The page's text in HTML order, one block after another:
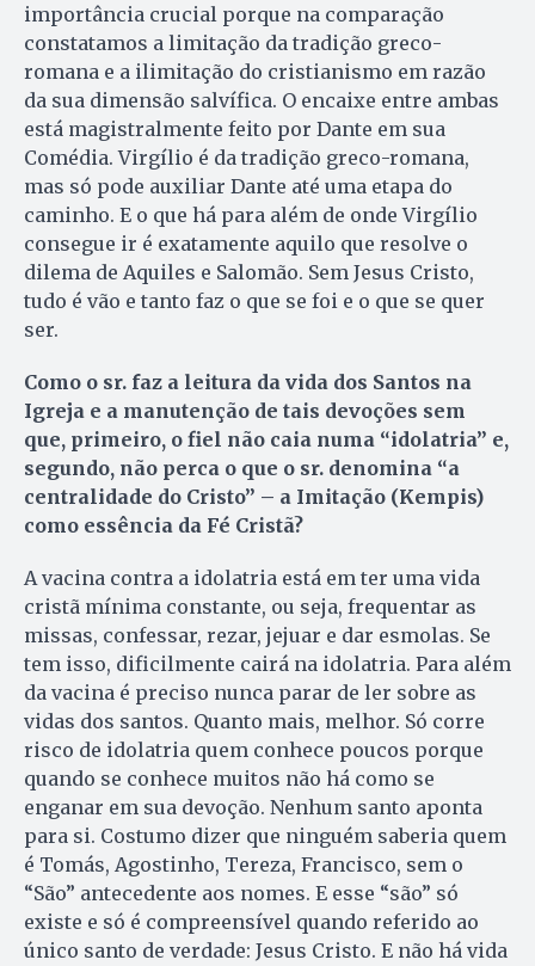
importância crucial porque na comparação
constatamos a limitação da tradição greco-
romana e a ilimitação do cristianismo em razão
da sua dimensão salvífica. O encaixe entre ambas
está magistralmente feito por Dante em sua
Comédia. Virgílio é da tradição greco-romana,
mas só pode auxiliar Dante até uma etapa do
caminho. E o que há para além de onde Virgílio
consegue ir é exatamente aquilo que resolve o
dilema de Aquiles e Salomão. Sem Jesus Cristo,
tudo é vão e tanto faz o que se foi e o que se quer
ser.
Como o sr. faz a leitura da vida dos Santos na
Igreja e a manutenção de tais devoções sem
que, primeiro, o fiel não caia numa “idolatria” e,
segundo, não perca o que o sr. denomina “a
centralidade do Cristo” – a Imitação (Kempis)
como essência da Fé Cristã?
A vacina contra a idolatria está em ter uma vida
cristã mínima constante, ou seja, frequentar as
missas, confessar, rezar, jejuar e dar esmolas. Se
tem isso, dificilmente cairá na idolatria. Para além
da vacina é preciso nunca parar de ler sobre as
vidas dos santos. Quanto mais, melhor. Só corre
risco de idolatria quem conhece poucos porque
quando se conhece muitos não há como se
enganar em sua devoção. Nenhum santo aponta
para si. Costumo dizer que ninguém saberia quem
é Tomás, Agostinho, Tereza, Francisco, sem o
“São” antecedente aos nomes. E esse “são” só
existe e só é compreensível quando referido ao
único santo de verdade: Jesus Cristo. E não há vida